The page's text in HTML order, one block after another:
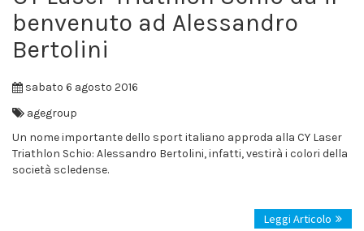
benvenuto ad Alessandro
Bertolini
sabato 6 agosto 2016
agegroup
Un nome importante dello sport italiano approda alla CY Laser
Triathlon Schio: Alessandro Bertolini, infatti, vestirà i colori della
società scledense.
Leggi Articolo